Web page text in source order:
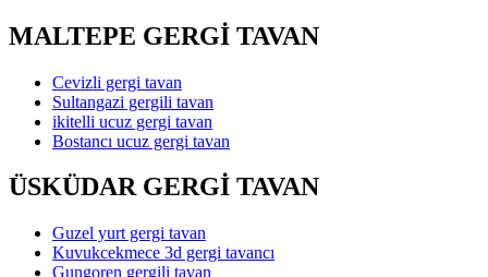
MALTEPE GERGİ TAVAN
Cevizli gergi tavan
Sultangazi gergili tavan
ikitelli ucuz gergi tavan
Bostancı ucuz gergi tavan
ÜSKÜDAR GERGİ TAVAN
Guzel yurt gergi tavan
Kuvukcekmece 3d gergi tavancı
Gungoren gergili tavan